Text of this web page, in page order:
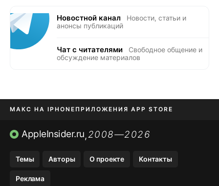
Новостной канал
Новости, статьи и
анонсы публикаций
Чат с читателями
Свободное общение и
обсуждение материалов
МАКС НА IPHONE ПРИЛОЖЕНИЯ APP STORE
TIKTOK НА IPHONEПРИЛОЖЕНИЯ БЕЗ APP STORE
AppleInsider.ru,2008—2026
Темы Авторы О проекте Контакты
Реклама